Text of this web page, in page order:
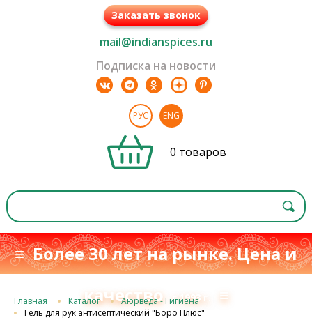
Заказать звонок
mail@indianspices.ru
Подписка на новости
РУС ENG
0 товаров
≡ Более 30 лет на рынке. Цена и
качествос 1993 г. ≡
Главная Каталог
Аюрведа - Гигиена
Гель для рук антисептический "Боро Плюс"